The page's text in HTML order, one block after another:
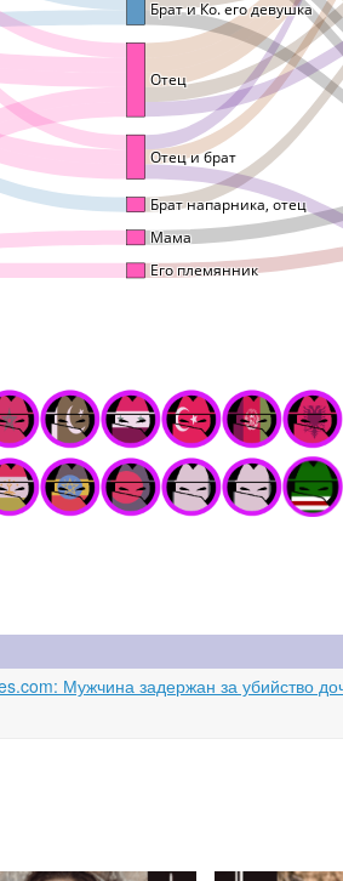
Мужчина задержан за убийство